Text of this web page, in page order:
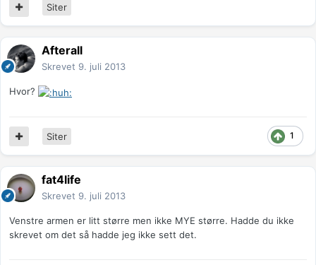
Siter
Afterall
Skrevet 9. juli 2013
Hvor?
1
Siter
fat4life
Skrevet 9. juli 2013
Venstre armen er litt større men ikke MYE større. Hadde du ikke
skrevet om det så hadde jeg ikke sett det.